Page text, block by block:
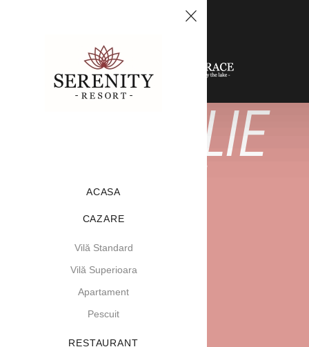
ACASA
CAZARE
Vilă Standard
Vilă Superioara
Apartament
Pescuit
RESTAURANT
REZERVĂ ACUM
12 APRILIE
2025